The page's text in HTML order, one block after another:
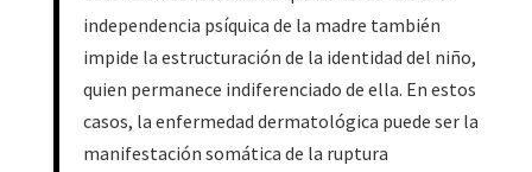
independencia psíquica de la madre también
impide la estructuración de la identidad del niño,
quien permanece indiferenciado de ella. En estos
casos, la enfermedad dermatológica puede ser la
manifestación somática de la ruptura